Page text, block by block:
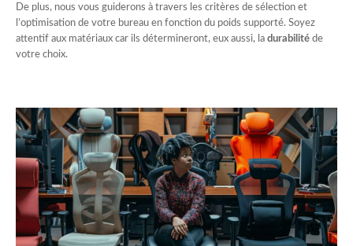
De plus, nous vous guiderons à travers les critères de sélection et
l’optimisation de votre bureau en fonction du poids supporté. Soyez
attentif aux matériaux car ils détermineront, eux aussi, la durabilité de
votre choix.